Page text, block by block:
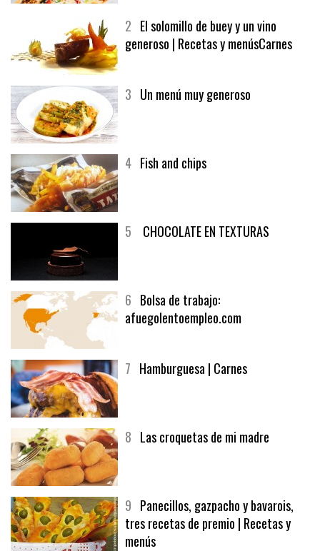
2 El solomillo de buey y un vino
generoso | Recetas y menúsCarnes
3 Un menú muy generoso
4 Fish and chips
5 CHOCOLATE EN TEXTURAS
6 Bolsa de trabajo:
afuegolentoempleo.com
7 Hamburguesa | Carnes
8 Las croquetas de mi madre
9 Panecillos, gazpacho y bavarois,
tres recetas de premio | Recetas y
menús